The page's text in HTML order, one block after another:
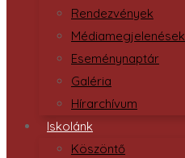
Rendezvények
Médiamegjelenések
Eseménynaptár
Galéria
Hírarchívum
Iskolánk
Köszöntő